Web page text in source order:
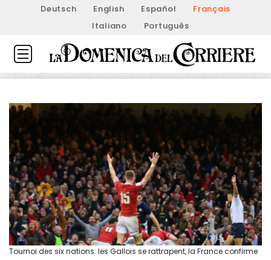
Deutsch English Español
Français
Italiano
Português
Tournoi des six nations: les Gallois se rattrapent, la France confirme